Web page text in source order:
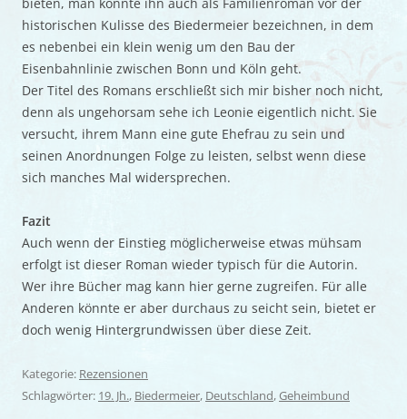
historischen Kulisse des Biedermeier bezeichnen, in dem
es nebenbei ein klein wenig um den Bau der
Eisenbahnlinie zwischen Bonn und Köln geht.
Der Titel des Romans erschließt sich mir bisher noch nicht,
denn als ungehorsam sehe ich Leonie eigentlich nicht. Sie
versucht, ihrem Mann eine gute Ehefrau zu sein und
seinen Anordnungen Folge zu leisten, selbst wenn diese
sich manches Mal widersprechen.
Fazit
Auch wenn der Einstieg möglicherweise etwas mühsam
erfolgt ist dieser Roman wieder typisch für die Autorin.
Wer ihre Bücher mag kann hier gerne zugreifen. Für alle
Anderen könnte er aber durchaus zu seicht sein, bietet er
doch wenig Hintergrundwissen über diese Zeit.
Kategorie: Rezensionen
Schlagwörter: 19. Jh., Biedermeier, Deutschland,Geheimbund